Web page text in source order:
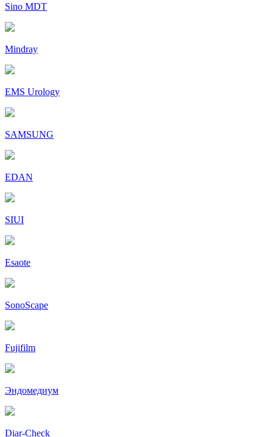
Sino MDT
Mindray
EMS Urology
SAMSUNG
EDAN
SIUI
Esaote
SonoScape
Fujifilm
Эндомедиум
Diar-Cheсk